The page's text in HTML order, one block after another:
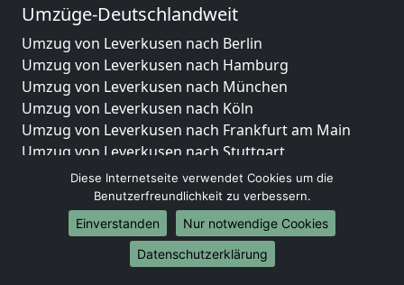
Umzüge-Deutschlandweit
Umzug von Leverkusen nach Berlin
Umzug von Leverkusen nach Hamburg
Umzug von Leverkusen nach München
Umzug von Leverkusen nach Köln
Umzug von Leverkusen nach Frankfurt am Main
Umzug von Leverkusen nach Stuttgart
Umzug von Leverkusen nach Düsseldorf
Umzug von Leverkusen nach Leipzig
Umzug von Leverkusen nach Dortmund
Umzug von Leverkusen nach Essen
Umzug von Leverkusen nach Bremen
Diese Internetseite verwendet Cookies um die
Benutzerfreundlichkeit zu verbessern.
Einverstanden
Nur notwendige Cookies
Datenschutzerklärung